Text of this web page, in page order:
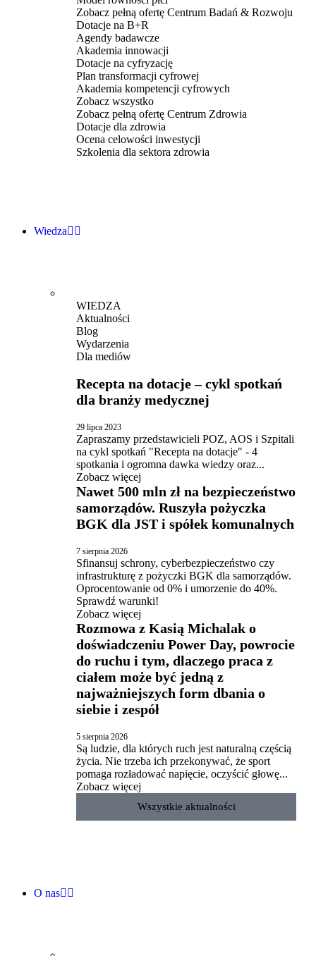
Zobacz pełną ofertę Centrum Badań & Rozwoju
Dotacje na B+R
Agendy badawcze
Akademia innowacji
Dotacje na cyfryzację
Plan transformacji cyfrowej
Akademia kompetencji cyfrowych
Zobacz wszystko
Zobacz pełną ofertę Centrum Zdrowia
Dotacje dla zdrowia
Ocena celowości inwestycji
Szkolenia dla sektora zdrowia
Wiedza
WIEDZA
Aktualności
Blog
Wydarzenia
Dla mediów
Recepta na dotacje – cykl spotkań
dla branży medycznej
29 lipca 2023
Zapraszamy przedstawicieli POZ, AOS i Szpitali
na cykl spotkań "Recepta na dotacje" - 4
spotkania i ogromna dawka wiedzy oraz...
Zobacz więcej
Nawet 500 mln zł na bezpieczeństwo
samorządów. Ruszyła pożyczka
BGK dla JST i spółek komunalnych
7 sierpnia 2026
Sfinansuj schrony, cyberbezpieczeństwo czy
infrastrukturę z pożyczki BGK dla samorządów.
Oprocentowanie od 0% i umorzenie do 40%.
Sprawdź warunki!
Zobacz więcej
Rozmowa z Kasią Michalak o
doświadczeniu Power Day, powrocie
do ruchu i tym, dlaczego praca z
ciałem może być jedną z
najważniejszych form dbania o
siebie i zespół
5 sierpnia 2026
Są ludzie, dla których ruch jest naturalną częścią
życia. Nie trzeba ich przekonywać, że sport
pomaga rozładować napięcie, oczyścić głowę...
Zobacz więcej
Wszystkie aktualności
O nas